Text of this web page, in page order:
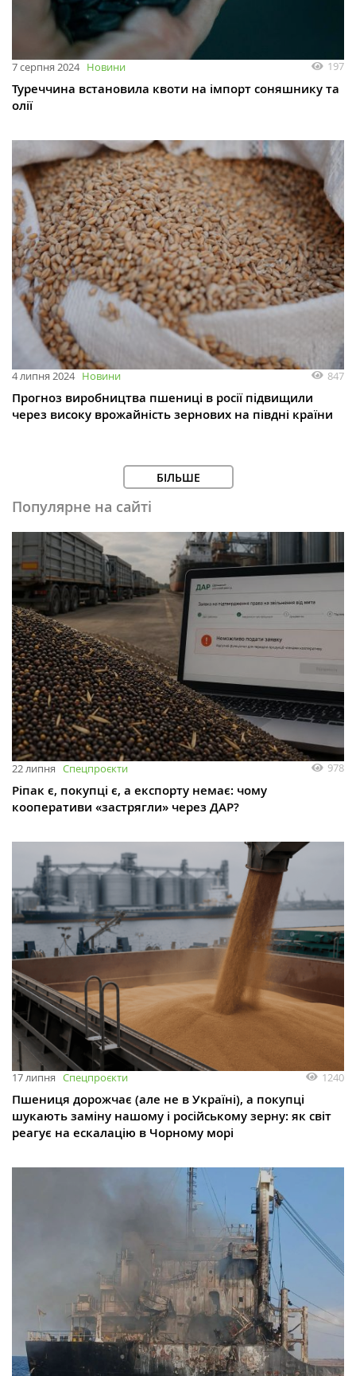
7 серпня 2024 Новини 197
Туреччина встановила квоти на імпорт соняшнику та
олії
4 липня 2024 Новини 847
Прогноз виробництва пшениці в росії підвищили
через високу врожайність зернових на півдні країни
БІЛЬШЕ
Популярне на сайті
22 липня Спецпроєкти 978
Ріпак є, покупці є, а експорту немає: чому
кооперативи «застрягли» через ДАР?
17 липня Спецпроєкти 1240
Пшениця дорожчає (але не в Україні), а покупці
шукають заміну нашому і російському зерну: як світ
реагує на ескалацію в Чорному морі